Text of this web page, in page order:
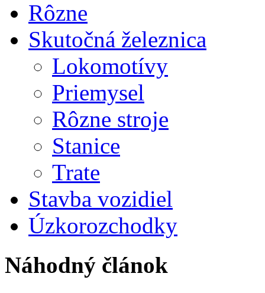
Rôzne
Skutočná železnica
Lokomotívy
Priemysel
Rôzne stroje
Stanice
Trate
Stavba vozidiel
Úzkorozchodky
Náhodný článok